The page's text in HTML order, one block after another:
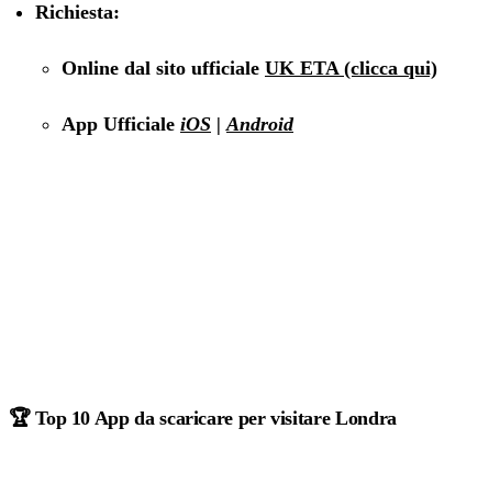
Richiesta:
Online dal sito ufficiale UK ETA (clicca qui)
App Ufficiale iOS | Android
🏆 Top 10 App da scaricare per visitare Londra